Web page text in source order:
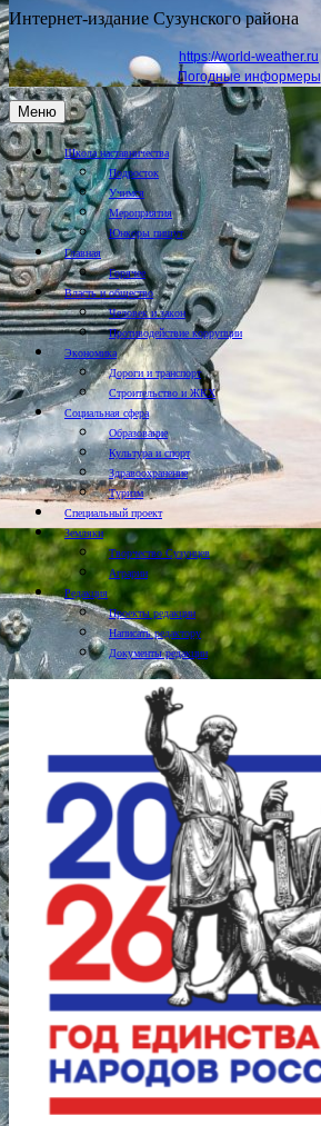
Интернет-издание Сузунского района
https://world-weather.ru
Погодные информеры
Меню
Школа наставничества
Подросток
Учимся
Мероприятия
Юнкоры пишут
Главная
Горячее
Власть и общество
Человек и закон
Противодействие коррупции
Экономика
Дороги и транспорт
Строительство и ЖКХ
Социальная сфера
Образование
Культура и спорт
Здравоохранение
Туризм
Специальный проект
Земляки
Творчество Сузунцев
Аграрии
Редакция
Проекты редакции
Написать редактору
Документы редакции